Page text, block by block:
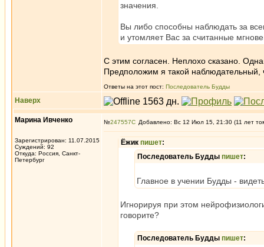
значения.
Вы либо способны наблюдать за
и утомляет Вас за считанные
С этим согласен. Неплохо сказано.
Предположим я такой наблюдательный,
Ответы на этот пост: Последователь Будды
Наверх
Марина Ивченко
Зарегистрирован: 11.07.2015
Суждений: 92
Откуда: Россия, Санкт-
Петербург
№247557 Добавлено: Вс 12 Июл 15, 21:30 (11 лет
Ёжик пишет:
Последователь Будды пишет:
Главное в учении Будды -
Игнорируя при этом
говорите?
Последователь Будды пишет: